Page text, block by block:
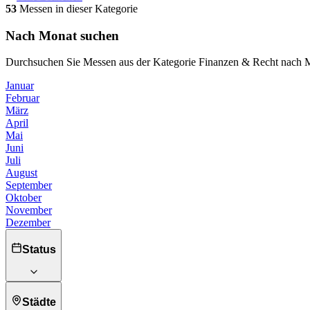
53 Messen in dieser Kategorie
Nach Monat suchen
Durchsuchen Sie Messen aus der Kategorie Finanzen & Recht nach
Januar
Februar
März
April
Mai
Juni
Juli
August
September
Oktober
November
Dezember
Status
Städte